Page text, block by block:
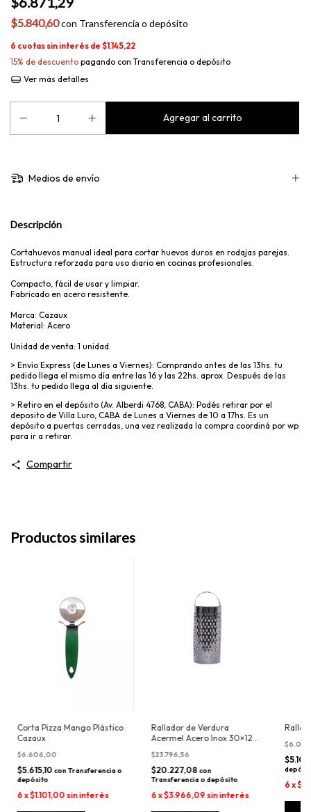
$5.840,60con Transferencia o depósito
6 cuotas sin interés de $1.145,22
15% de descuento pagando con Transferencia o depósito
Ver más detalles
Medios de envío
Descripción
Cortahuevos manual ideal para cortar huevos duros en rodajas parejas.
Estructura reforzada para uso diario en cocinas profesionales.
Compacto, fácil de usar y limpiar.
Fabricado en acero resistente.
Marca: Cazaux
Material: Acero
Unidad de venta: 1 unidad.
> Envío Express (de Lunes a Viernes): Comprando antes de las 13hs. tu
pedido llega el mismo día entre las 16 y las 22hs. aprox. Después de las
13hs. tu pedido llega al día siguiente.
> Retiro en el depósito (Av. Alberdi 4768, CABA): Podés retirar por el
deposito de Villa Luro, CABA de Lunes a Viernes de 10 a 17hs. Es un
depósito a puertas cerradas, una vez realizada la compra coordiná por wp
para ir a retirar.
Compartir
Productos similares
Corta Pizza Mango Plástico
Cazaux
$6.606,00
$5.615,10 con Transferencia o
depósito
6x$1.101,00 sin interés
Rallador de Verdura
Acermel Acero Inox 30×12
$23.796,56
$20.227,08 con
Transferencia o depósito
6x$3.966,09 sin interés
6 x